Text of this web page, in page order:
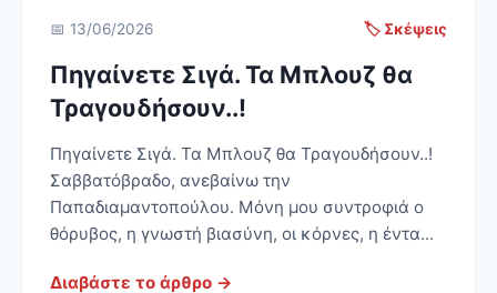
📅 13/06/2026 🏷️ Σκέψεις
Πηγαίνετε Σιγά. Τα Μπλουζ θα
Τραγουδήσουν..!
Πηγαίνετε Σιγά. Τα Μπλουζ θα Τραγουδήσουν..!
Σαββατόβραδο, ανεβαίνω την
Παπαδιαμαντοπούλου. Μόνη μου συντροφιά ο
θόρυβος, η γνωστή βιασύνη, οι κόρνες, η έντα...
Διαβάστε το άρθρο →